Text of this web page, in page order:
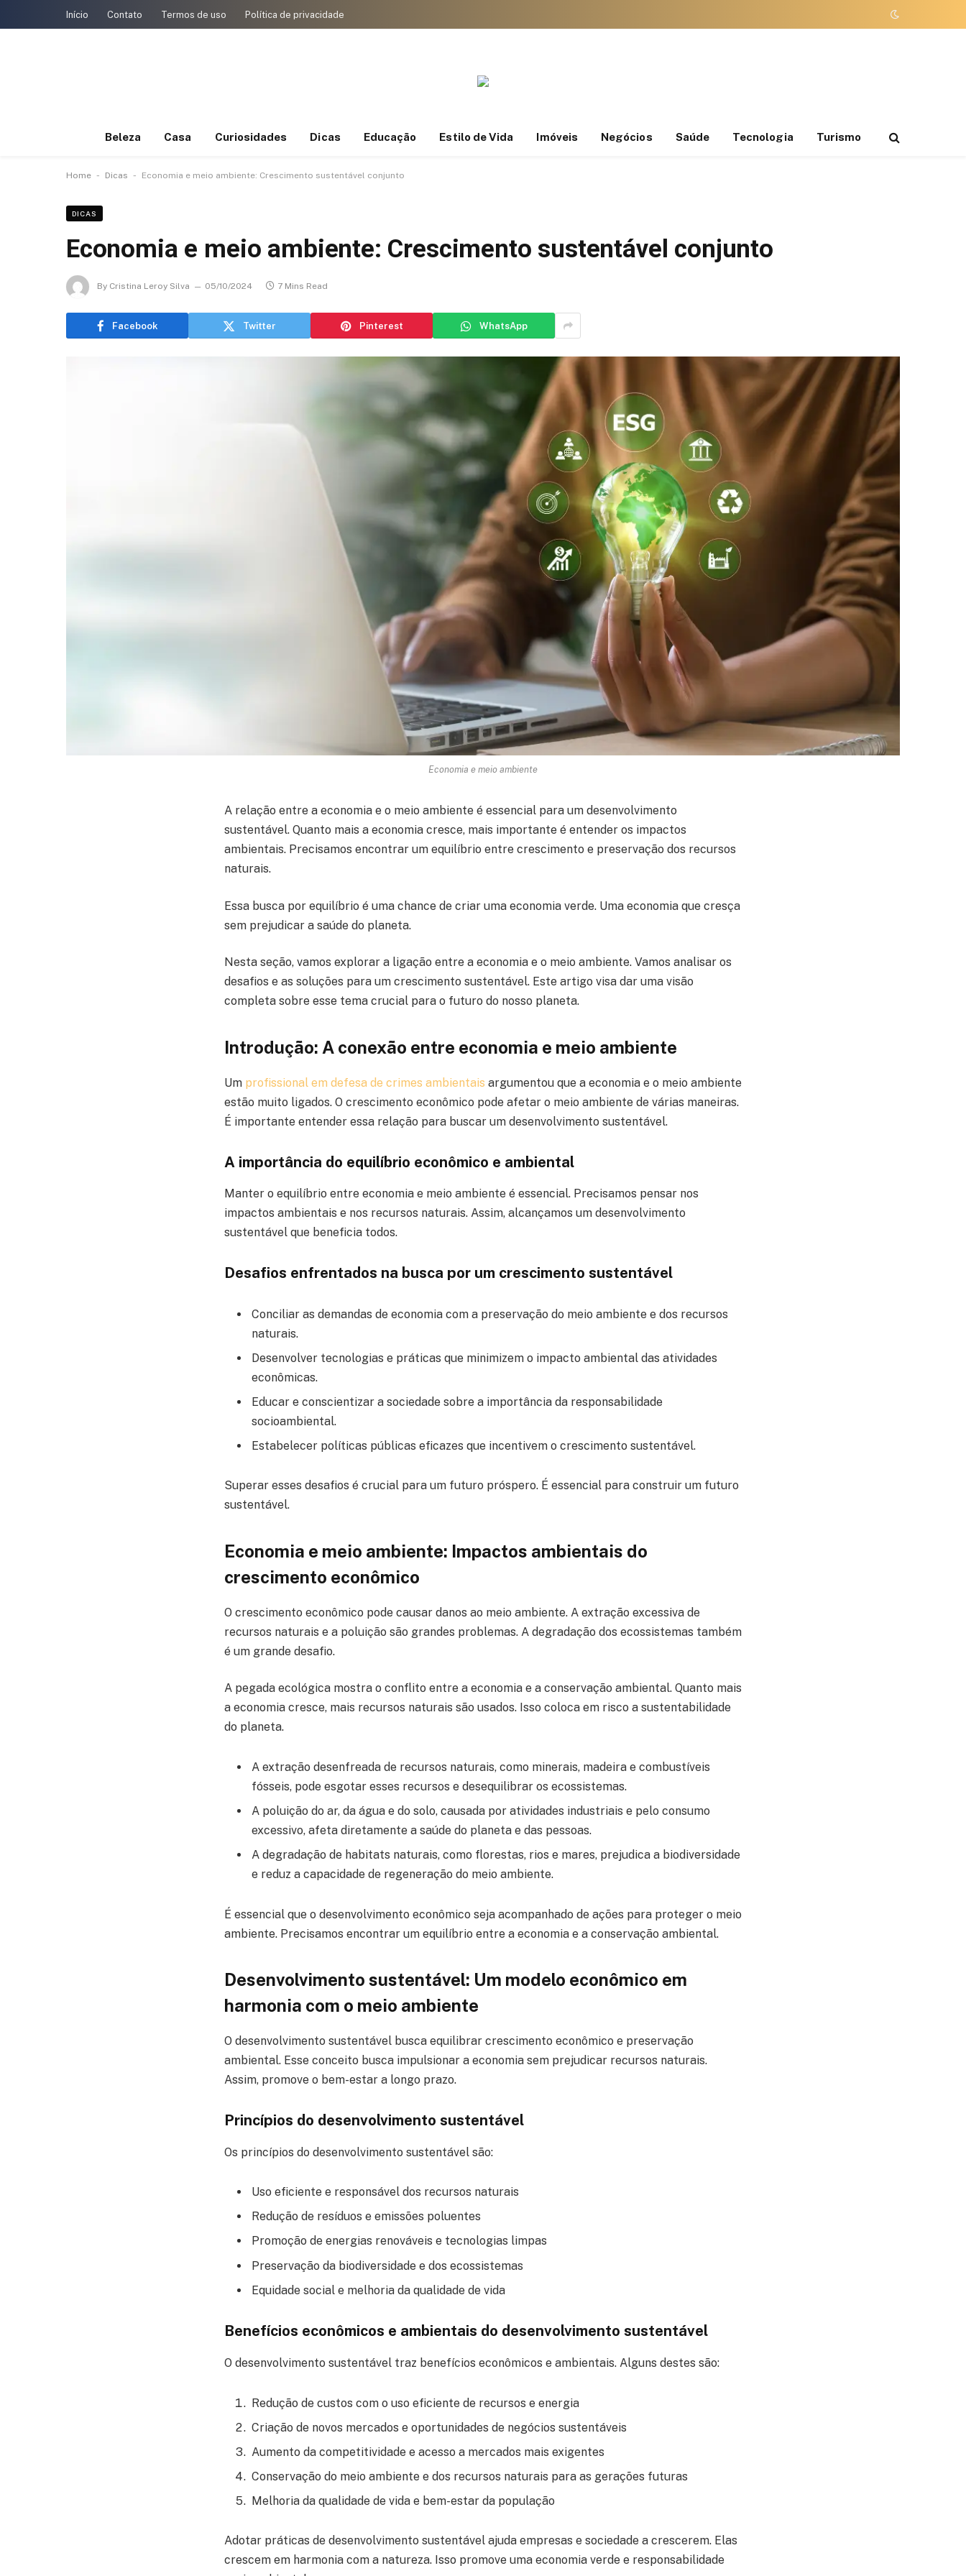
Início Contato Termos de uso Política de privacidade
Beleza Casa Curiosidades Dicas Educação Estilo de Vida Imóveis Negócios Saúde Tecnologia Turismo
Home - Dicas - Economia e meio ambiente: Crescimento sustentável conjunto
DICAS
Economia e meio ambiente: Crescimento sustentável conjunto
By Cristina Leroy Silva 05/10/2024 7 Mins Read
Facebook Twitter Pinterest WhatsApp
Economia e meio ambiente
A relação entre a economia e o meio ambiente é essencial para um desenvolvimento
sustentável. Quanto mais a economia cresce, mais importante é entender os impactos
ambientais. Precisamos encontrar um equilíbrio entre crescimento e preservação dos recursos
naturais.
Essa busca por equilíbrio é uma chance de criar uma economia verde. Uma economia que cresça
sem prejudicar a saúde do planeta.
Nesta seção, vamos explorar a ligação entre a economia e o meio ambiente. Vamos analisar os
desafios e as soluções para um crescimento sustentável. Este artigo visa dar uma visão
completa sobre esse tema crucial para o futuro do nosso planeta.
Introdução: A conexão entre economia e meio ambiente
Um profissional em defesa de crimes ambientais argumentou que a economia e o meio ambiente
estão muito ligados. O crescimento econômico pode afetar o meio ambiente de várias maneiras.
É importante entender essa relação para buscar um desenvolvimento sustentável.
A importância do equilíbrio econômico e ambiental
Manter o equilíbrio entre economia e meio ambiente é essencial. Precisamos pensar nos
impactos ambientais e nos recursos naturais. Assim, alcançamos um desenvolvimento
sustentável que beneficia todos.
Desafios enfrentados na busca por um crescimento sustentável
Conciliar as demandas de economia com a preservação do meio ambiente e dos recursos
naturais.
Desenvolver tecnologias e práticas que minimizem o impacto ambiental das atividades
econômicas.
Educar e conscientizar a sociedade sobre a importância da responsabilidade
socioambiental.
Estabelecer políticas públicas eficazes que incentivem o crescimento sustentável.
Superar esses desafios é crucial para um futuro próspero. É essencial para construir um futuro
sustentável.
Economia e meio ambiente: Impactos ambientais do
crescimento econômico
O crescimento econômico pode causar danos ao meio ambiente. A extração excessiva de
recursos naturais e a poluição são grandes problemas. A degradação dos ecossistemas também
é um grande desafio.
A pegada ecológica mostra o conflito entre a economia e a conservação ambiental. Quanto mais
a economia cresce, mais recursos naturais são usados. Isso coloca em risco a sustentabilidade
do planeta.
A extração desenfreada de recursos naturais, como minerais, madeira e combustíveis
fósseis, pode esgotar esses recursos e desequilibrar os ecossistemas.
A poluição do ar, da água e do solo, causada por atividades industriais e pelo consumo
excessivo, afeta diretamente a saúde do planeta e das pessoas.
A degradação de habitats naturais, como florestas, rios e mares, prejudica a biodiversidade
e reduz a capacidade de regeneração do meio ambiente.
É essencial que o desenvolvimento econômico seja acompanhado de ações para proteger o meio
ambiente. Precisamos encontrar um equilíbrio entre a economia e a conservação ambiental.
Desenvolvimento sustentável: Um modelo econômico em
harmonia com o meio ambiente
O desenvolvimento sustentável busca equilibrar crescimento econômico e preservação
ambiental. Esse conceito busca impulsionar a economia sem prejudicar recursos naturais.
Assim, promove o bem-estar a longo prazo.
Princípios do desenvolvimento sustentável
Os princípios do desenvolvimento sustentável são:
Uso eficiente e responsável dos recursos naturais
Redução de resíduos e emissões poluentes
Promoção de energias renováveis e tecnologias limpas
Preservação da biodiversidade e dos ecossistemas
Equidade social e melhoria da qualidade de vida
Benefícios econômicos e ambientais do desenvolvimento sustentável
O desenvolvimento sustentável traz benefícios econômicos e ambientais. Alguns destes são:
Redução de custos com o uso eficiente de recursos e energia
Criação de novos mercados e oportunidades de negócios sustentáveis
Aumento da competitividade e acesso a mercados mais exigentes
Conservação do meio ambiente e dos recursos naturais para as gerações futuras
Melhoria da qualidade de vida e bem-estar da população
Adotar práticas de desenvolvimento sustentável ajuda empresas e sociedade a crescerem. Elas
crescem em harmonia com a natureza. Isso promove uma economia verde e responsabilidade